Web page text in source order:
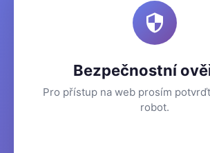
Bezpečnostní
Pro přístup na web prosím
robot.